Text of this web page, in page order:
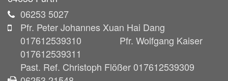
06253 5027
Pfr. Peter Johannes Xuan Hai Dang
017612539310 Pfr. Wolfgang Kaiser
017612539311
Past. Ref. Christoph Flößer 017612539309